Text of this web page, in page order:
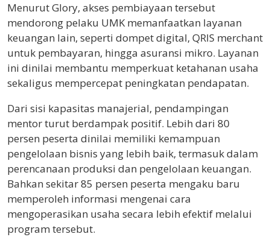
Menurut Glory, akses pembiayaan tersebut
mendorong pelaku UMK memanfaatkan layanan
keuangan lain, seperti dompet digital, QRIS merchant
untuk pembayaran, hingga asuransi mikro. Layanan
ini dinilai membantu memperkuat ketahanan usaha
sekaligus mempercepat peningkatan pendapatan.
Dari sisi kapasitas manajerial, pendampingan
mentor turut berdampak positif. Lebih dari 80
persen peserta dinilai memiliki kemampuan
pengelolaan bisnis yang lebih baik, termasuk dalam
perencanaan produksi dan pengelolaan keuangan.
Bahkan sekitar 85 persen peserta mengaku baru
memperoleh informasi mengenai cara
mengoperasikan usaha secara lebih efektif melalui
program tersebut.